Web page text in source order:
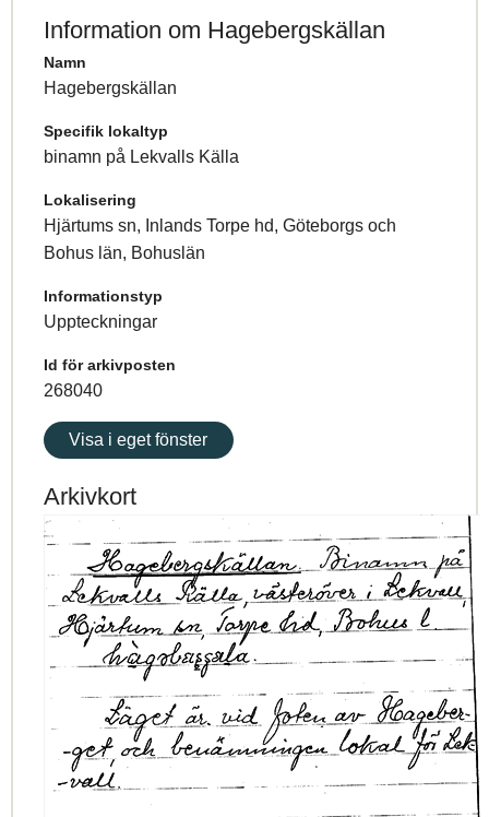
Information om Hagebergskällan
Namn
Hagebergskällan
Specifik lokaltyp
binamn på Lekvalls Källa
Lokalisering
Hjärtums sn, Inlands Torpe hd, Göteborgs och
Bohus län, Bohuslän
Informationstyp
Uppteckningar
Id för arkivposten
268040
Visa i eget fönster
Arkivkort